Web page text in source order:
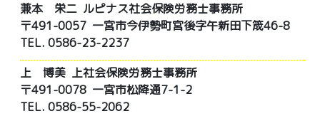
兼本 栄二 ルピナス社会保険労務士事務所
〒491-0057 一宮市今伊勢町宮後字午新田下筬46-8
TEL. 0586-23-2237
上 博美 上社会保険労務士事務所
〒491-0078 一宮市松降通7-1-2
TEL. 0586-55-2062